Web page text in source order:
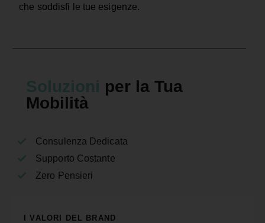
che soddisfi le tue esigenze.
Soluzioni per la Tua
Mobilità
Consulenza Dedicata
Supporto Costante
Zero Pensieri
I VALORI DEL BRAND